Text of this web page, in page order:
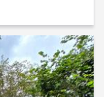
kan
sicil
tüm